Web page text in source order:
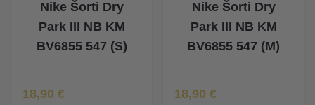
Nike Šorti Dry
Park III NB KM
BV6855 547 (S)
Īpaša Cena
18,90 €
Nike Šorti Dry
Park III NB KM
BV6855 547 (M)
Īpaša Cena
18,90 €